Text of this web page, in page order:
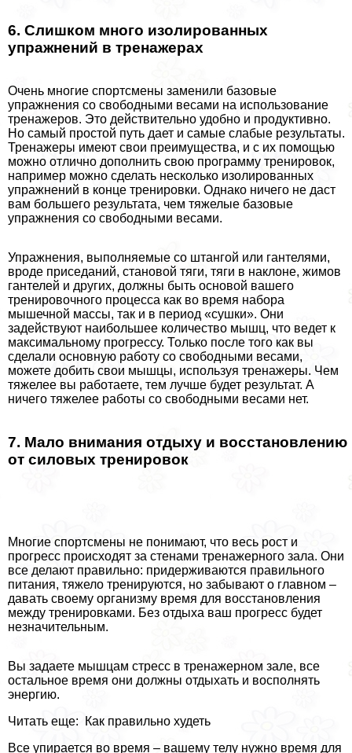
6. Слишком много изолированных
упражнений в тренажерах
Очень многие спортсмены заменили базовые
упражнения со свободными весами на использование
тренажеров. Это действительно удобно и продуктивно.
Но самый простой путь дает и самые слабые результаты.
Тренажеры имеют свои преимущества, и с их помощью
можно отлично дополнить свою программу тренировок,
например можно сделать несколько изолированных
упражнений в конце тренировки. Однако ничего не даст
вам большего результата, чем тяжелые базовые
упражнения со свободными весами.
Упражнения, выполняемые со штангой или гантелями,
вроде приседаний, становой тяги, тяги в наклоне, жимов
гантелей и других, должны быть основой вашего
тренировочного процесса как во время набора
мышечной массы, так и в период «сушки». Они
задействуют наибольшее количество мышц, что ведет к
максимальному прогрессу. Только после того как вы
сделали основную работу со свободными весами,
можете добить свои мышцы, используя тренажеры. Чем
тяжелее вы работаете, тем лучше будет результат. А
ничего тяжелее работы со свободными весами нет.
7. Мало внимания отдыху и восстановлению
от силовых тренировок
Многие спортсмены не понимают, что весь рост и
прогресс происходят за стенами тренажерного зала. Они
все делают правильно: придерживаются правильного
питания, тяжело тренируются, но забывают о главном –
давать своему организму время для восстановления
между тренировками. Без отдыха ваш прогресс будет
незначительным.
Вы задаете мышцам стресс в тренажерном зале, все
остальное время они должны отдыхать и восполнять
энергию.
Читать еще: Как правильно худеть
Все упирается во время – вашему телу нужно время для